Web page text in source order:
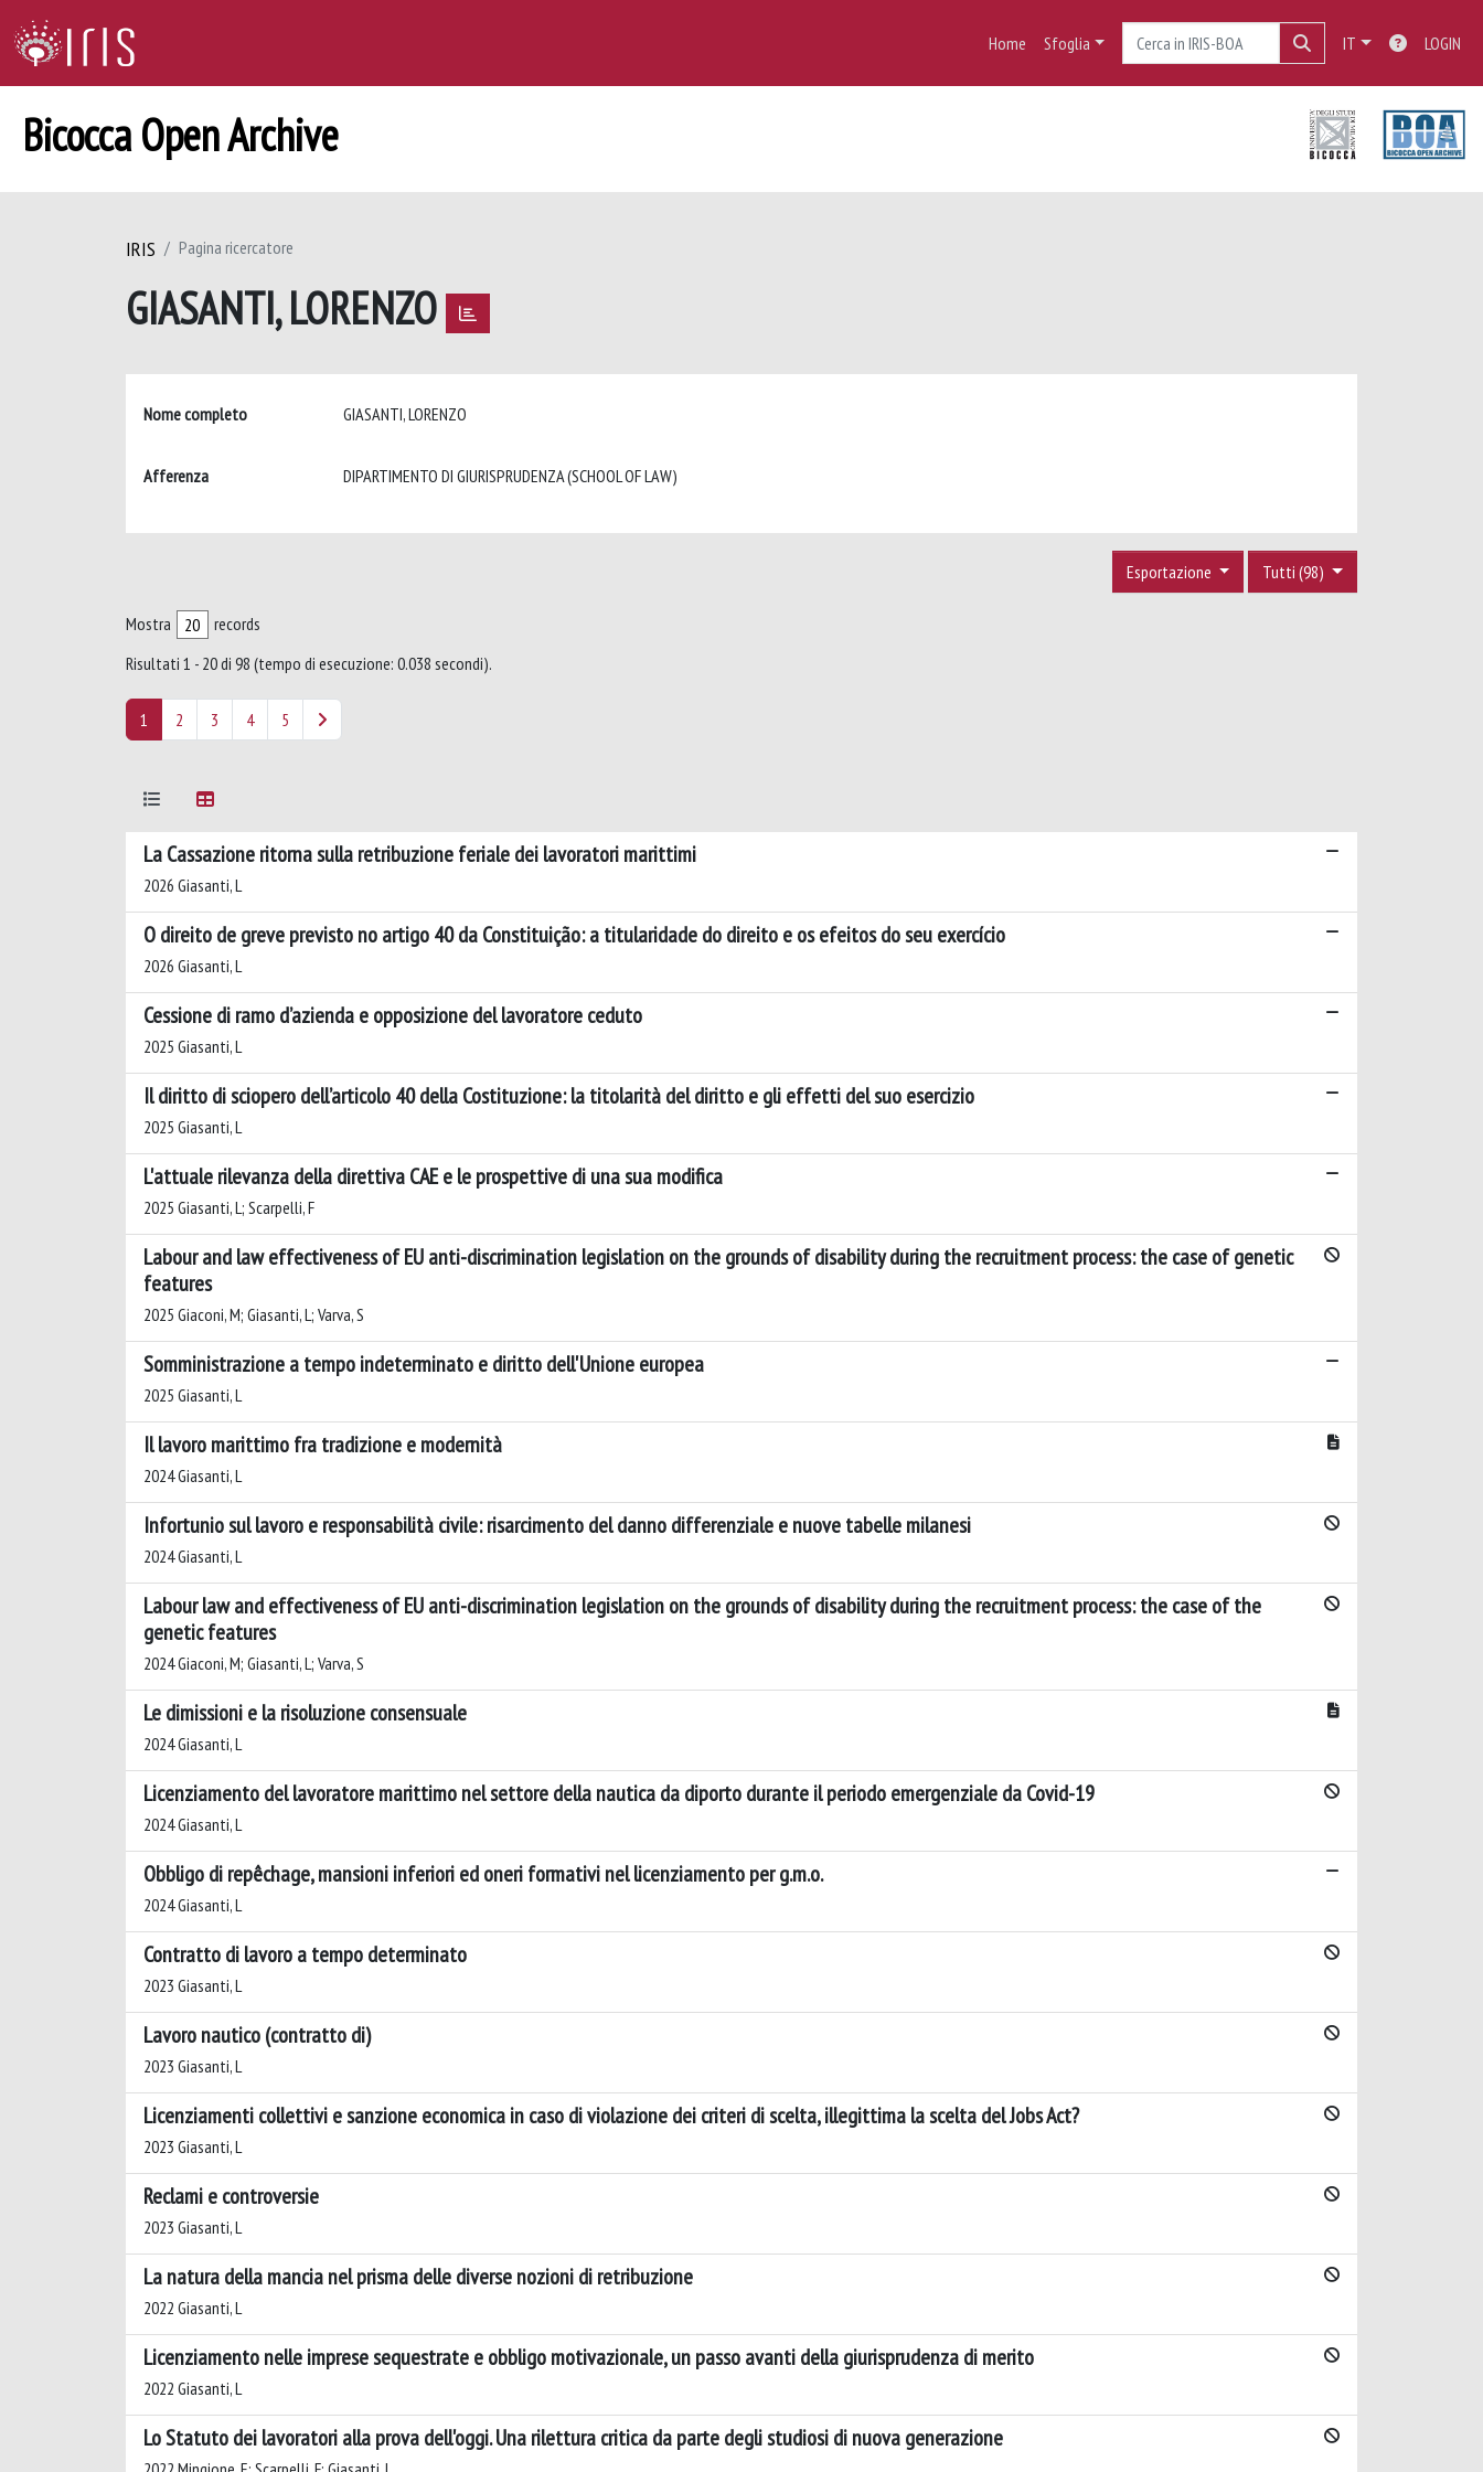
Home Sfoglia IT LOGIN
Bicocca Open Archive
IRIS Pagina ricercatore
GIASANTI, LORENZO
Nome completo GIASANTI, LORENZO
Afferenza DIPARTIMENTO DI GIURISPRUDENZA (SCHOOL OF LAW)
Tutti (98)
Esportazione
Mostra
records
Risultati 1 - 20 di 98 (tempo di esecuzione: 0.038 secondi).
1 2 3 4 5
La Cassazione ritorna sulla retribuzione feriale dei lavoratori marittimi
2026 Giasanti, L
O direito de greve previsto no artigo 40 da Constituição: a titularidade do direito e os efeitos do seu exercício
2026 Giasanti, L
Cessione di ramo d’azienda e opposizione del lavoratore ceduto
2025 Giasanti, L
Il diritto di sciopero dell’articolo 40 della Costituzione: la titolarità del diritto e gli effetti del suo esercizio
2025 Giasanti, L
L'attuale rilevanza della direttiva CAE e le prospettive di una sua modifica
2025 Giasanti, L; Scarpelli, F
Labour and law effectiveness of EU anti-discrimination legislation on the grounds of disability during the recruitment process: the case of genetic
features
2025 Giaconi, M; Giasanti, L; Varva, S
Somministrazione a tempo indeterminato e diritto dell'Unione europea
2025 Giasanti, L
Il lavoro marittimo fra tradizione e modernità
2024 Giasanti, L
Infortunio sul lavoro e responsabilità civile: risarcimento del danno differenziale e nuove tabelle milanesi
2024 Giasanti, L
Labour law and effectiveness of EU anti-discrimination legislation on the grounds of disability during the recruitment process: the case of the
genetic features
2024 Giaconi, M; Giasanti, L; Varva, S
Le dimissioni e la risoluzione consensuale
2024 Giasanti, L
Licenziamento del lavoratore marittimo nel settore della nautica da diporto durante il periodo emergenziale da Covid-19
2024 Giasanti, L
Obbligo di repêchage, mansioni inferiori ed oneri formativi nel licenziamento per g.m.o.
2024 Giasanti, L
Contratto di lavoro a tempo determinato
2023 Giasanti, L
Lavoro nautico (contratto di)
2023 Giasanti, L
Licenziamenti collettivi e sanzione economica in caso di violazione dei criteri di scelta, illegittima la scelta del Jobs Act?
2023 Giasanti, L
Reclami e controversie
2023 Giasanti, L
La natura della mancia nel prisma delle diverse nozioni di retribuzione
2022 Giasanti, L
Licenziamento nelle imprese sequestrate e obbligo motivazionale, un passo avanti della giurisprudenza di merito
2022 Giasanti, L
Lo Statuto dei lavoratori alla prova dell'oggi. Una rilettura critica da parte degli studiosi di nuova generazione